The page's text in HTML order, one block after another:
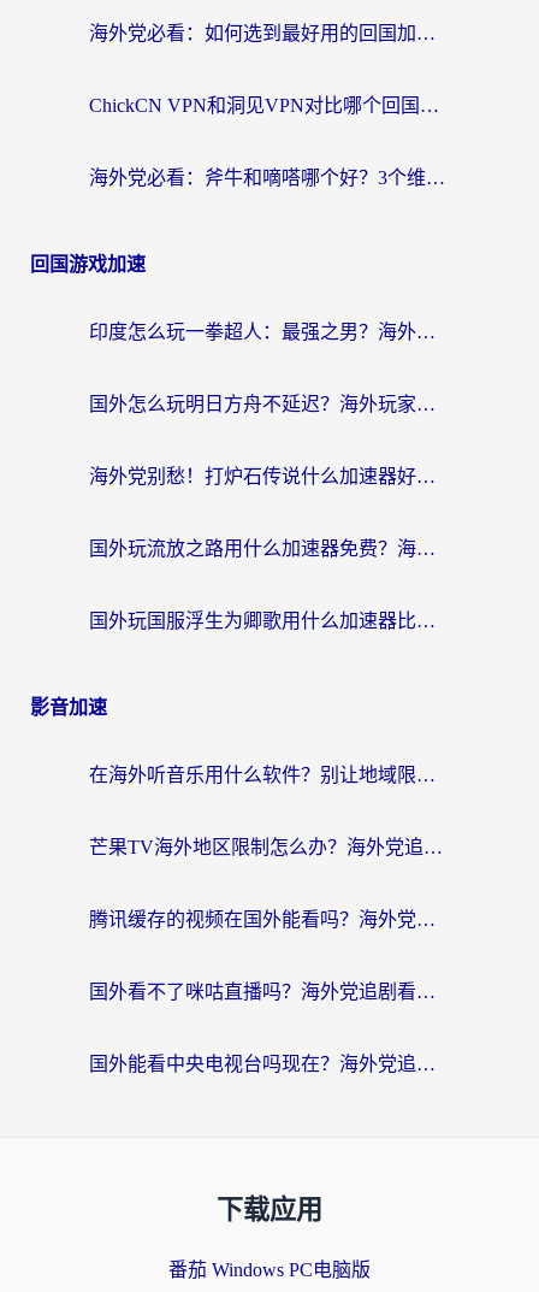
海外党必看：如何选到最好用的回国加速器？从节点到售后的全维度指南
ChickCN VPN和洞见VPN对比哪个回国效果更好？海外党亲测3款加速器+避坑指南
海外党必看：斧牛和嘀嗒哪个好？3个维度教你选对回国加速器
回国游戏加速
印度怎么玩一拳超人：最强之男？海外党国服游戏加速避坑指南
国外怎么玩明日方舟不延迟？海外玩家国服游戏加速终极指南（附DNF梦幻诛仙解决方案）
海外党别愁！打炉石传说什么加速器好用？3个实用技巧解决国服游戏卡顿
国外玩流放之路用什么加速器免费？海外党亲测有效的国服游戏加速指南
国外玩国服浮生为卿歌用什么加速器比较好？海外党亲测不踩坑指南
影音加速
在海外听音乐用什么软件？别让地域限制断了你的华语歌单
芒果TV海外地区限制怎么办？海外党追剧看片的实用加速器选择指南
腾讯缓存的视频在国外能看吗？海外党追剧看片的终极解决方案
国外看不了咪咕直播吗？海外党追剧看片的加速器选择指南
国外能看中央电视台吗现在？海外党追剧看央视的实用指南
下载应用
番茄 Windows PC电脑版